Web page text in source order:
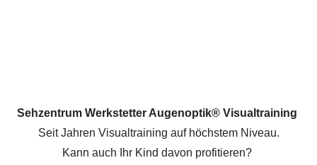
Sehzentrum Werkstetter Augenoptik® Visualtraining
Seit Jahren Visualtraining auf höchstem Niveau.
Kann auch Ihr Kind davon profitieren?